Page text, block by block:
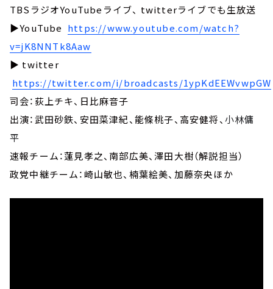
TBSラジオYouTubeライブ、 twitterライブでも生放送
▶YouTube https://www.youtube.com/watch?
v=jK8NNTk8Aaw
▶ twitter
https://twitter.com/i/broadcasts/1ypKdEEWvwpGW
司会：荻上チキ、日比麻音子
出演：武田砂鉄、安田菜津紀、能條桃子、高安健将、 小林傭
平
速報チーム：蓮見孝之、南部広美、澤田大樹（解説担当）
政党中継チーム：崎山敏也、楠葉絵美、加藤奈央ほか